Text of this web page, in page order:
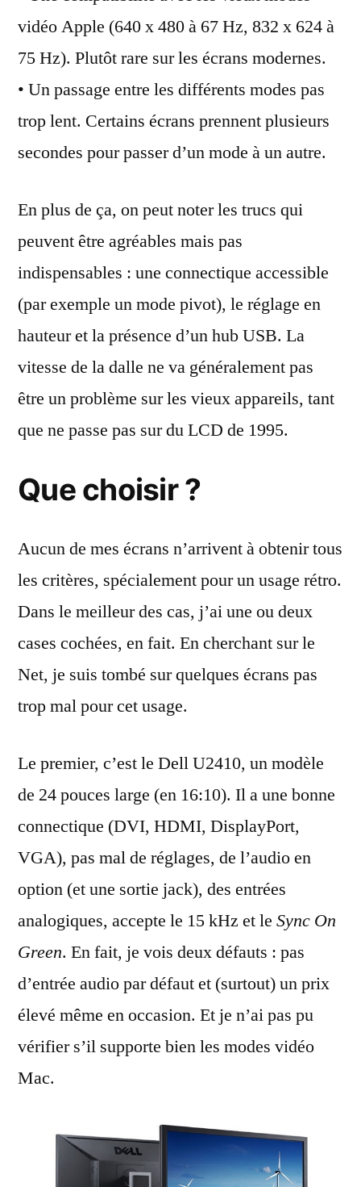
vidéo Apple (640 x 480 à 67 Hz, 832 x 624 à
75 Hz). Plutôt rare sur les écrans modernes.
• Un passage entre les différents modes pas
trop lent. Certains écrans prennent plusieurs
secondes pour passer d’un mode à un autre.
En plus de ça, on peut noter les trucs qui
peuvent être agréables mais pas
indispensables : une connectique accessible
(par exemple un mode pivot), le réglage en
hauteur et la présence d’un hub USB. La
vitesse de la dalle ne va généralement pas
être un problème sur les vieux appareils, tant
que ne passe pas sur du LCD de 1995.
Que choisir ?
Aucun de mes écrans n’arrivent à obtenir tous
les critères, spécialement pour un usage rétro.
Dans le meilleur des cas, j’ai une ou deux
cases cochées, en fait. En cherchant sur le
Net, je suis tombé sur quelques écrans pas
trop mal pour cet usage.
Le premier, c’est le Dell U2410, un modèle
de 24 pouces large (en 16:10). Il a une bonne
connectique (DVI, HDMI, DisplayPort,
VGA), pas mal de réglages, de l’audio en
option (et une sortie jack), des entrées
analogiques, accepte le 15 kHz et le Sync On
Green. En fait, je vois deux défauts : pas
d’entrée audio par défaut et (surtout) un prix
élevé même en occasion. Et je n’ai pas pu
vérifier s’il supporte bien les modes vidéo
Mac.